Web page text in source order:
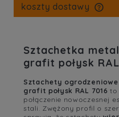
koszty dostawy
Sztachetka
grafit połysk
Sztachety ogrodzeniowe
grafit połysk RAL 7016 to
połączenie nowoczesnej
stali. Zwężony profil o